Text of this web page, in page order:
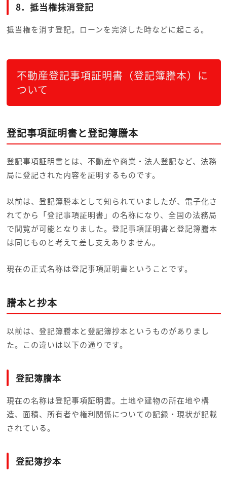
8．抵当権抹消登記
抵当権を消す登記。ローンを完済した時などに起こる。
不動産登記事項証明書（登記簿謄本）に
ついて
登記事項証明書と登記簿謄本
登記事項証明書とは、不動産や商業・法人登記など、法務
局に登記された内容を証明するものです。
以前は、登記簿謄本として知られていましたが、電子化さ
れてから「登記事項証明書」の名称になり、全国の法務局
で閲覧が可能となりました。登記事項証明書と登記簿謄本
は同じものと考えて差し支えありません。
現在の正式名称は登記事項証明書ということです。
謄本と抄本
以前は、登記簿謄本と登記簿抄本というものがありまし
た。この違いは以下の通りです。
登記簿謄本
現在の名称は登記事項証明書。土地や建物の所在地や構
造、面積、所有者や権利関係についての記録・現状が記載
されている。
登記簿抄本